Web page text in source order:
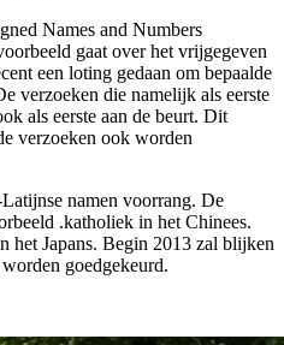
Names and Numbers
gaat over het vrijgegeven
een loting gedaan om bepaalde
verzoeken die namelijk als eerste
als eerste aan de beurt. Dit
verzoeken ook worden
namen voorrang. De
.katholiek in het Chinees.
het Japans. Begin 2013 zal blijken
goedgekeurd.